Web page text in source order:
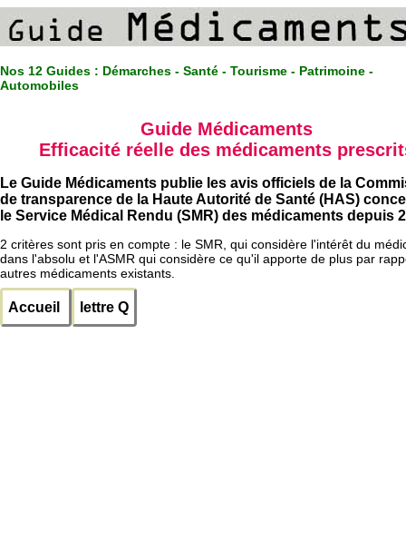
Nos 12 Guides : Démarches - Santé - Tourisme - Patrimoine -
Automobiles
Guide Médicaments
Efficacité réelle des médicaments
Le Guide Médicaments publie les avis officiels de la
de transparence de la Haute Autorité de Santé (HAS)
le Service Médical Rendu (SMR) des médicaments depuis
2 critères sont pris en compte : le SMR, qui considère l'intérêt du
dans l'absolu et l'ASMR qui considère ce qu'il apporte de plus par
autres médicaments existants.
Accueil lettre Q